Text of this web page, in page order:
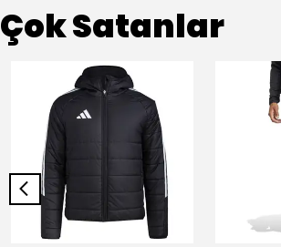
Çok Satanlar